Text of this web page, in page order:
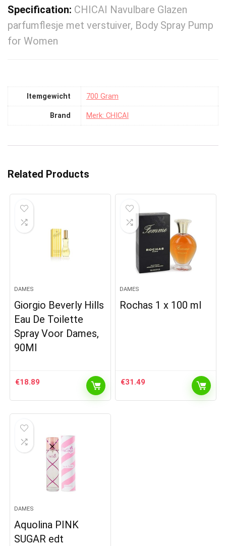
Specification: CHICAI Navulbare Glazen
parfumflesje met verstuiver, Body Spray Pump
for Women
Itemgewicht ‎700 Gram
Brand Merk: CHICAI
Related Products
DAMES
Giorgio Beverly Hills
Eau De Toilette
Spray Voor Dames,
90Ml
€18.89
DAMES
Rochas 1 x 100 ml
€31.49
DAMES
Aquolina PINK
SUGAR edt